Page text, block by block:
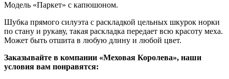
Модель «Паркет» с капюшоном.
Шубка прямого силуэта с раскладкой цельных шкурок норки
по стану и рукаву, такая раскладка передает всю красоту меха.
Может быть отшита в любую длину и любой цвет.
Заказывайте в компании «Меховая Королева», наши
условия вам понравятся: